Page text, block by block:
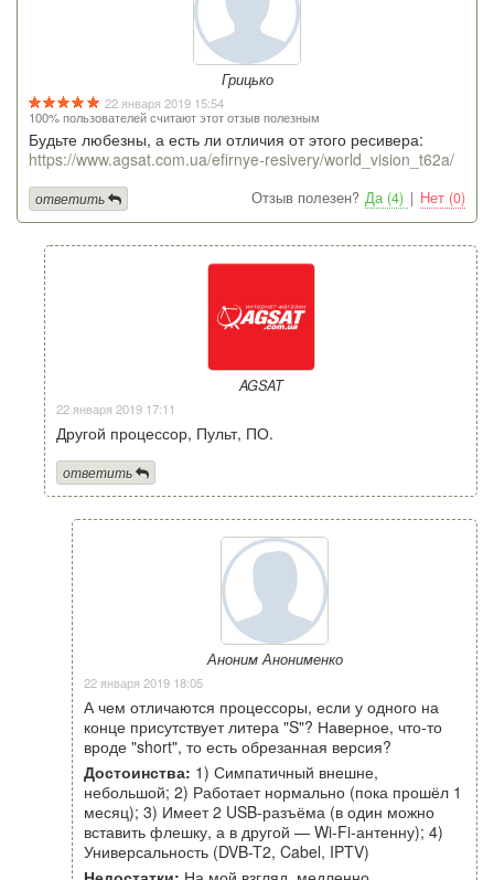
Грицько
22 января 2019 15:54
100% пользователей считают этот отзыв полезным
Будьте любезны, а есть ли отличия от этого ресивера:
https://www.agsat.com.ua/efirnye-resivery/world_vision_t62a/
Отзыв полезен? Да (4) | Нет (0)
ответить
AGSAT
22 января 2019 17:11
Другой процессор, Пульт, ПО.
ответить
Аноним Анонименко
22 января 2019 18:05
А чем отличаются процессоры, если у одного на
конце присутствует литера "S"? Наверное, что-то
вроде "short", то есть обрезанная версия?
Достоинства: 1) Симпатичный внешне,
небольшой; 2) Работает нормально (пока прошёл 1
месяц); 3) Имеет 2 USB-разъёма (в один можно
вставить флешку, а в другой — Wi-Fi-антенну); 4)
Универсальность (DVB-T2, Cabel, IPTV)